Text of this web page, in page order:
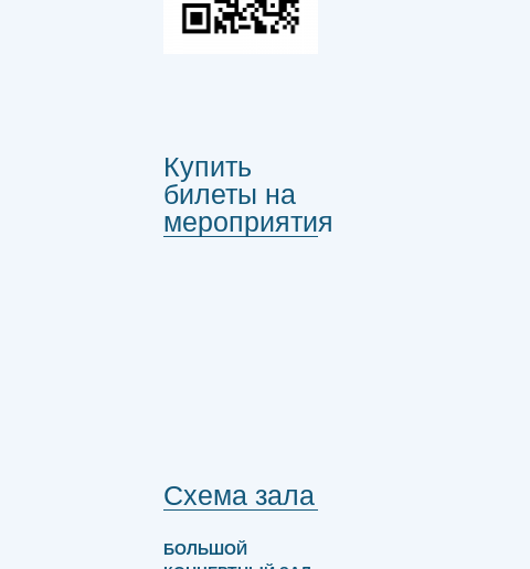
Купить
билеты на
мероприятия
Схема зала
БОЛЬШОЙ